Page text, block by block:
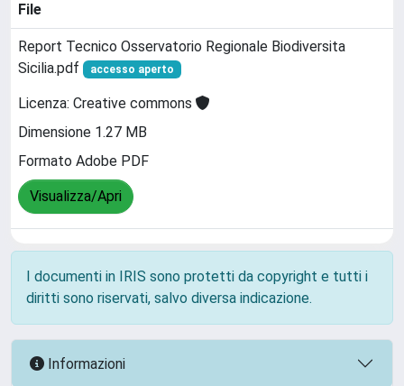
File
Report Tecnico Osservatorio Regionale Biodiversita
Sicilia.pdf
accesso aperto
Licenza: Creative commons
Dimensione 1.27 MB
Formato Adobe PDF
Visualizza/Apri
I documenti in IRIS sono protetti da copyright e tutti i
diritti sono riservati, salvo diversa indicazione.
Informazioni